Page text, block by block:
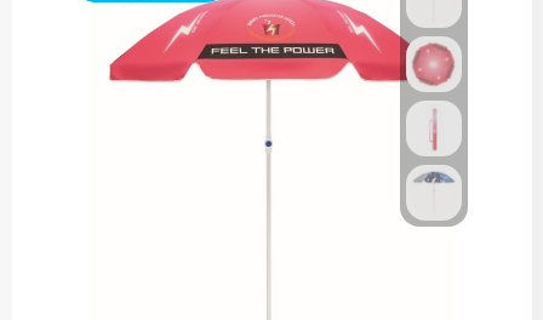
Solar powerbanks bedrukken
Reisladers & Reisstekkers bedrukken